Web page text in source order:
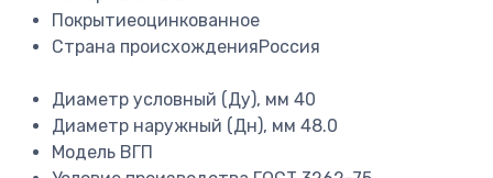
Покрытиеоцинкованное
Страна происхожденияРоссия
Диаметр условный (Ду), мм 40
Диаметр наружный (Дн), мм 48.0
Модель ВГП